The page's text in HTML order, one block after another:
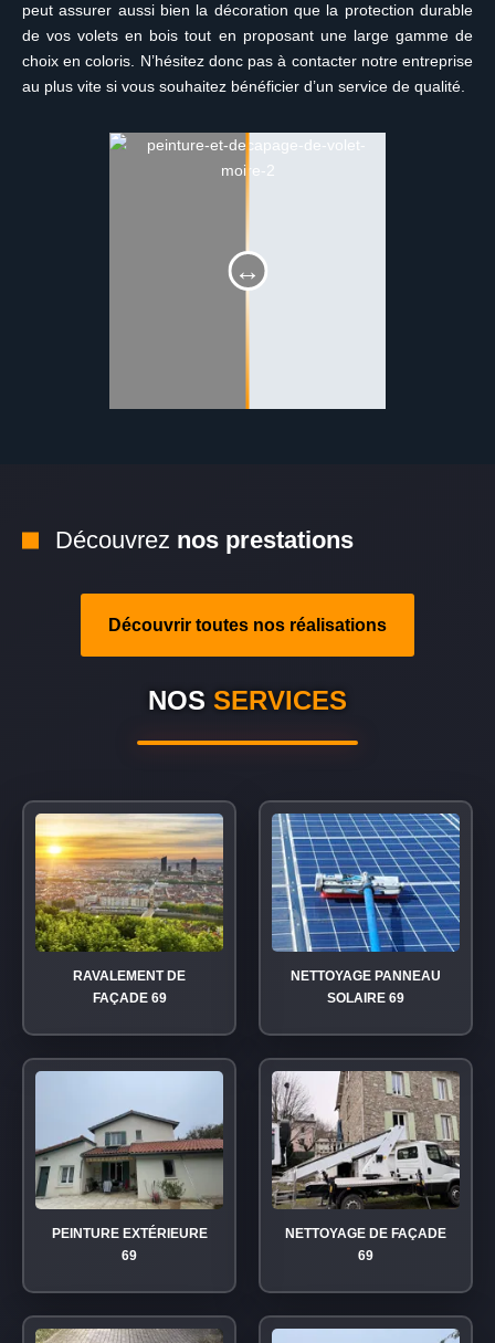
peut assurer aussi bien la décoration que la protection durable
de vos volets en bois tout en proposant une large gamme de
choix en coloris. N’hésitez donc pas à contacter notre entreprise
au plus vite si vous souhaitez bénéficier d’un service de qualité.
Découvrez nos prestations
Découvrir toutes nos réalisations
NOS SERVICES
RAVALEMENT DE
FAÇADE 69
NETTOYAGE PANNEAU
SOLAIRE 69
PEINTURE EXTÉRIEURE
69
NETTOYAGE DE FAÇADE
69